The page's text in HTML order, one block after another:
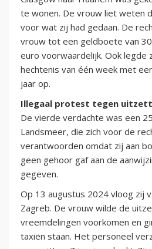
te wonen. De vrouw liet weten
voor wat zij had gedaan. De
vrouw tot een geldboete van
euro voorwaardelijk. Ook legde
hechtenis van één week met
jaar op.
Illegaal protest tegen
De vierde verdachte was een
Landsmeer, die zich voor de
verantwoorden omdat zij aan
geen gehoor gaf aan de
gegeven.
Op 13 augustus 2024 vloog zij
Zagreb. De vrouw wilde de
vreemdelingen voorkomen en
taxiën staan. Het personeel